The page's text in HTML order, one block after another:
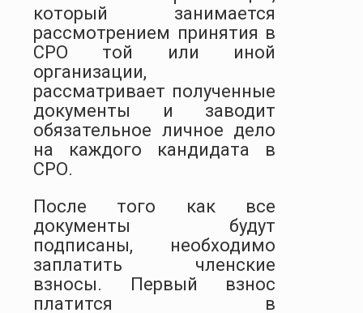
который занимается
рассмотрением принятия в
СРО той или иной
организации,
рассматривает полученные
документы и заводит
обязательное личное дело
на каждого кандидата в
СРО.
После того как все
документы будут
подписаны, необходимо
заплатить членские
взносы. Первый взнос
платится в